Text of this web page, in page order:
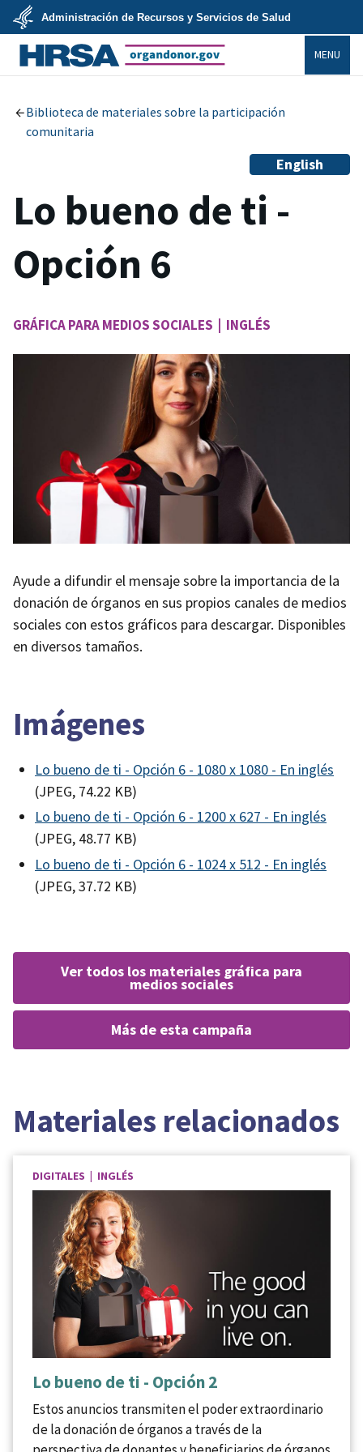
Skip
main
content
U.S.
Department
of
Health
Services
Administración de Recursos y Servicios de Salud
MENU
Biblioteca de materiales sobre la participación
comunitaria
English
Lo bueno de ti -
Opción 6
GRÁFICA PARA MEDIOS SOCIALES | INGLÉS
Image
Ayude a difundir el mensaje sobre la importancia de la
donación de órganos en sus propios canales de medios
sociales con estos gráficos para descargar. Disponibles
en diversos tamaños.
Imágenes
Lo bueno de ti - Opción 6 - 1080 x 1080 - En inglés
(JPEG, 74.22 KB)
Lo bueno de ti - Opción 6 - 1200 x 627 - En inglés
(JPEG, 48.77 KB)
Lo bueno de ti - Opción 6 - 1024 x 512 - En inglés
(JPEG, 37.72 KB)
ver todos los materiales gráfica para
medios sociales
más de esta campaña
Materiales relacionados
DIGITALES | INGLÉS
Lo bueno de ti - Opción 2
Estos anuncios transmiten el poder extraordinario
de la donación de órganos a través de la